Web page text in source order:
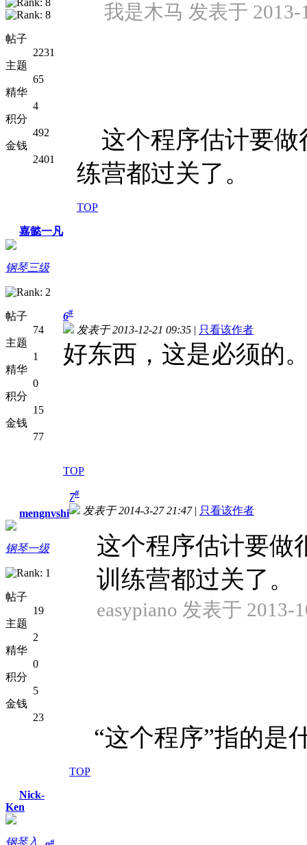
帖子
2231
主题
65
精华
4
积分
492
金钱
2401
我是木马 发表于 2013-
这个程序估计要做
练营都过关了。
TOP
嘉懿一凡
钢琴三级
帖子
74
主题
1
精华
0
积分
15
金钱
77
6#
发表于 2013-12-21 09:35 | 只看该作者
好东西，这是必须的
TOP
mengnvshi
钢琴一级
帖子
19
主题
2
精华
0
积分
5
金钱
23
7#
发表于 2014-3-27 21:47| 只看该作者
这个程序估计要做
训练营都过关了。
easypiano 发表于 2013-
“这个程序”指的是
TOP
Nick-
Ken
钢琴入 #